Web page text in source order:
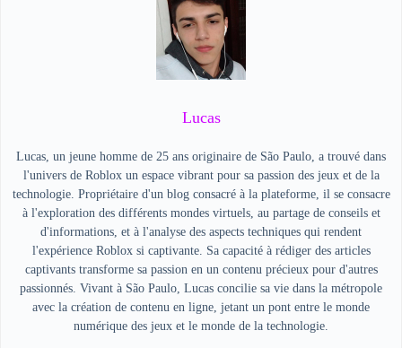
Lucas
Lucas, un jeune homme de 25 ans originaire de São Paulo, a trouvé dans
l'univers de Roblox un espace vibrant pour sa passion des jeux et de la
technologie. Propriétaire d'un blog consacré à la plateforme, il se consacre
à l'exploration des différents mondes virtuels, au partage de conseils et
d'informations, et à l'analyse des aspects techniques qui rendent
l'expérience Roblox si captivante. Sa capacité à rédiger des articles
captivants transforme sa passion en un contenu précieux pour d'autres
passionnés. Vivant à São Paulo, Lucas concilie sa vie dans la métropole
avec la création de contenu en ligne, jetant un pont entre le monde
numérique des jeux et le monde de la technologie.